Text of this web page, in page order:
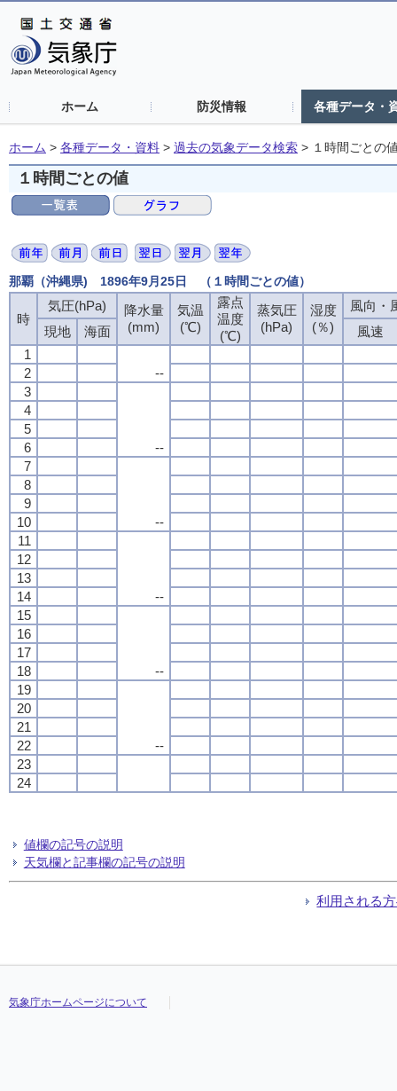
ホーム 防災情報 各種データ・
ホーム > 各種データ・資料 > 過去の気象データ検索 > １時間ごとの
１時間ごとの値
那覇（沖縄県) 1896年9月25日 （１時間ごとの値）
時
気圧(hPa)
降水量
(mm)
気温
(℃)
露点
温度
(℃)
蒸気圧
(hPa)
湿度
(％)
風向・
現地
海面
風速
1
--
2
3
--
4
5
6
7
--
8
9
10
11
--
12
13
14
15
--
16
17
18
19
--
20
21
22
23
24
値欄の記号の説明
天気欄と記事欄の記号の説明
利用される
気象庁ホームページについて